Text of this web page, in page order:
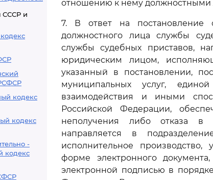
СССР и
кодекс
кодекс
-
кодекс
отношению к нему должностными
7. В ответ на постановление
должностного лица службы
службы судебных приставов,
юридическим лицом,
указанный в постановлении,
муниципальных услуг,
взаимодействия и иными
Российской Федерации,
неполучения либо отказа в
направляется в
исполнительное
форме электронного
электронной подписью в